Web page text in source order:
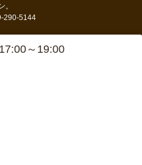
。
290-5144
～19:00